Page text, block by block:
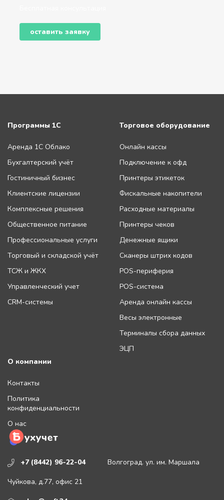
оставить заявку
+7 (8442) 96-22-04 Волгоград. ул. им. Маршала
Чуйкова, д.77, офис 21
Программы 1С
Аренда 1С Облако
Бухгалтерский учёт
Гостиничный бизнес
Клиентские лицензии
Комплексные решения
Общественное питание
Профессиональные услуги
Торговый и складской учёт
ТСЖ и ЖКХ
Управленческий учет
CRM-системы
Торговое оборудование
Онлайн кассы
Подключение к офд
Принтеры этикеток
Фискальные накопители
Расходные материалы
Принтеры чеков
Денежные ящики
Сканеры штрих кодов
POS-периферия
POS-система
Аренда онлайн кассы
Весы электронные
Терминалы сбора данных
ЭЦП
О компании
Контакты
Политика
конфиденциальности
О нас